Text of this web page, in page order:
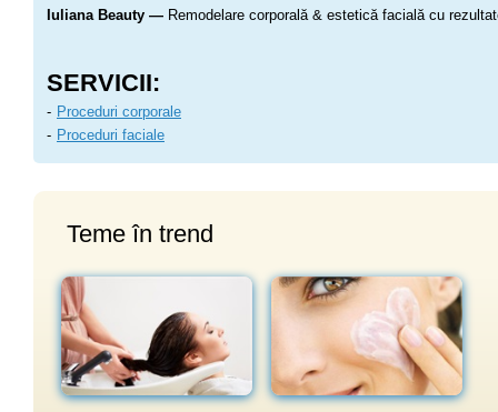
Iuliana Beauty — Remodelare corporală & estetică facială cu
SERVICII:
Proceduri corporale
Proceduri faciale
Teme în trend